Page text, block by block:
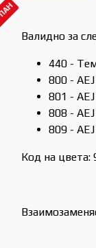
Валидно за
440 -
800 -
801 -
808 -
809 -
Код на цвета: